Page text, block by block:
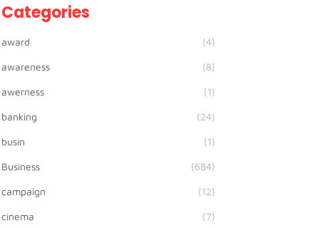
Categories
award (4)
awareness (8)
awerness (1)
banking (24)
busin (1)
Business (684)
campaign (12)
cinema (7)